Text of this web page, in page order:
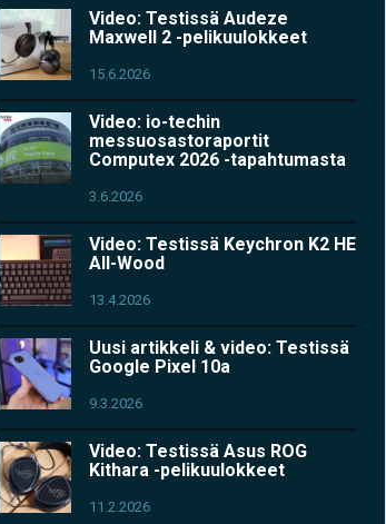
Video: Testissä Audeze
Maxwell 2 -pelikuulokkeet
15.6.2026
Video: io-techin
messuosastoraportit
Computex 2026 -tapahtumasta
3.6.2026
Video: Testissä Keychron K2 HE
All-Wood
13.4.2026
Uusi artikkeli & video: Testissä
Google Pixel 10a
9.3.2026
Video: Testissä Asus ROG
Kithara -pelikuulokkeet
11.2.2026